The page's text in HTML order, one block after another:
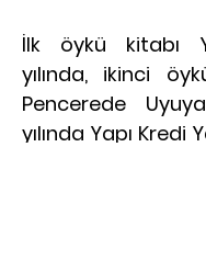
İlk öykü kitabı
yılında, ikinci
Pencerede
yılında Yapı Kredi